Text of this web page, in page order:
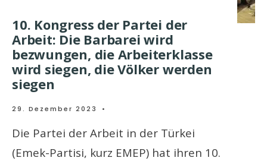
10. Kongress der Partei der
Arbeit: Die Barbarei wird
bezwungen, die Arbeiterklasse
wird siegen, die Völker werden
siegen
29. Dezember 2023 •
Die Partei der Arbeit in der Türkei
(Emek-Partisi, kurz EMEP) hat ihren 10.